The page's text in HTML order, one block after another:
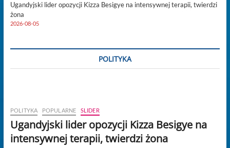
Ugandyjski lider opozycji Kizza Besigye na intensywnej terapii, twierdzi
żona
2026-08-05
POLITYKA
POLITYKA POPULARNE SLIDER
Ugandyjski lider opozycji Kizza Besigye na
intensywnej terapii, twierdzi żona